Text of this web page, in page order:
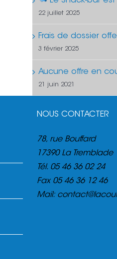
22 juillet 2025
Frais de dossier
3 février 2025
Aucune offre en
21 juin 2021
NOUS CONTACTER
78, rue Bouffard
17390 La Tremblade
Tél. 05 46 36 02 24
Fax 05 46 36 12 46
Mail: